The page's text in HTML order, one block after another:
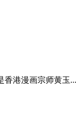
香港漫画宗师黄玉...